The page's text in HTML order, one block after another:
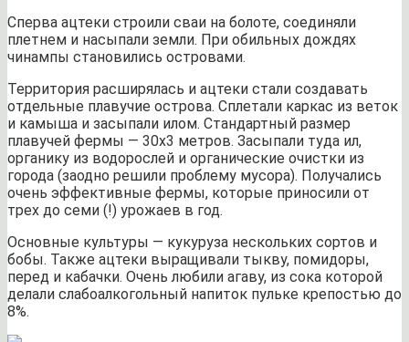
Сперва ацтеки строили сваи на болоте, соединяли
плетнем и насыпали земли. При обильных дождях
чинампы становились островами.
Территория расширялась и ацтеки стали создавать
отдельные плавучие острова. Сплетали каркас из веток
и камыша и засыпали илом. Стандартный размер
плавучей фермы — 30х3 метров. Засыпали туда ил,
органику из водорослей и органические очистки из
города (заодно решили проблему мусора). Получались
очень эффективные фермы, которые приносили от
трех до семи (!) урожаев в год.
Основные культуры — кукуруза нескольких сортов и
бобы. Также ацтеки выращивали тыкву, помидоры,
перед и кабачки. Очень любили агаву, из сока которой
делали слабоалкогольный напиток пульке крепостью до
8%.